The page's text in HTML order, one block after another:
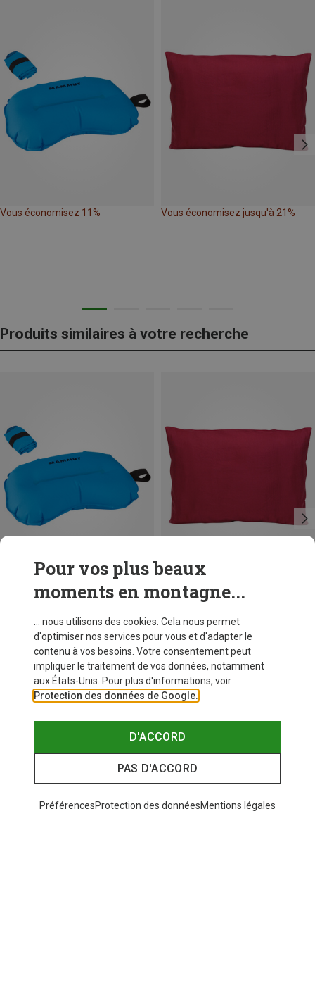
Vous économisez 11% Vous économisez jusqu'à 21%
Produits similaires à votre recherche
Vous économisez 11% Vous économisez jusqu'à 21%
Pour vos plus beaux
moments en montagne...
... nous utilisons des cookies. Cela nous permet
d'optimiser nos services pour vous et d'adapter le
contenu à vos besoins. Votre consentement peut
impliquer le traitement de vos données, notamment
aux États-Unis. Pour plus d'informations, voir
Protection des données de Google.
D'ACCORD
PAS D'ACCORD
PréférencesProtection des donnéesMentions légales